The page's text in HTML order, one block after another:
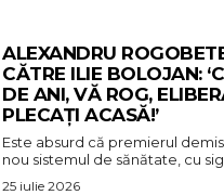
ALEXANDRU
CĂTRE ILIE BOLOJAN:
DE ANI, VĂ ROG,
PLECAȚI ACASĂ!’
Este absurd că premierul
nou sistemul de sănătate, cu
25 iulie 2026